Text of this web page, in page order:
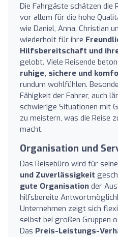
Die Fahrgäste schätzen die
vor allem für die hohe
wie Daniel, Anna, Christian
wiederholt für ihre
Hilfsbereitschaft und
gelobt. Viele Reisende
ruhige, sichere und
rundum wohlfühlen.
Fähigkeit der Fahrer, auch
schwierige Situationen mit
zu meistern, was die Reise
macht.
Organisation und
Das Reisebüro wird für seine
und Zuverlässigkeit
gute Organisation der
hilfsbereite
Unternehmen zeigt sich
selbst bei großen Gruppen
Das Preis-Leistungs-